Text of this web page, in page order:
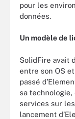
pour les
données.
Un modèle de
SolidFire avait
entre son OS
passé
sa
services sur
lancement